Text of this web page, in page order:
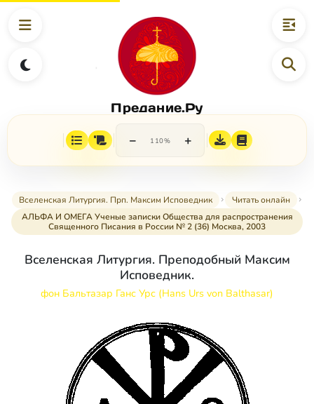
Предание.Ру
− 110% +
Вселенская Литургия. Прп. Максим Исповедник
Читать онлайн
АЛЬФА И ОМЕГА Ученые записки Общества для распространения
Священного Писания в России № 2 (36) Москва, 2003
Вселенская Литургия. Преподобный Максим
Исповедник.
фон Бальтазар Ганс Урс (Hans Urs von Balthasar)